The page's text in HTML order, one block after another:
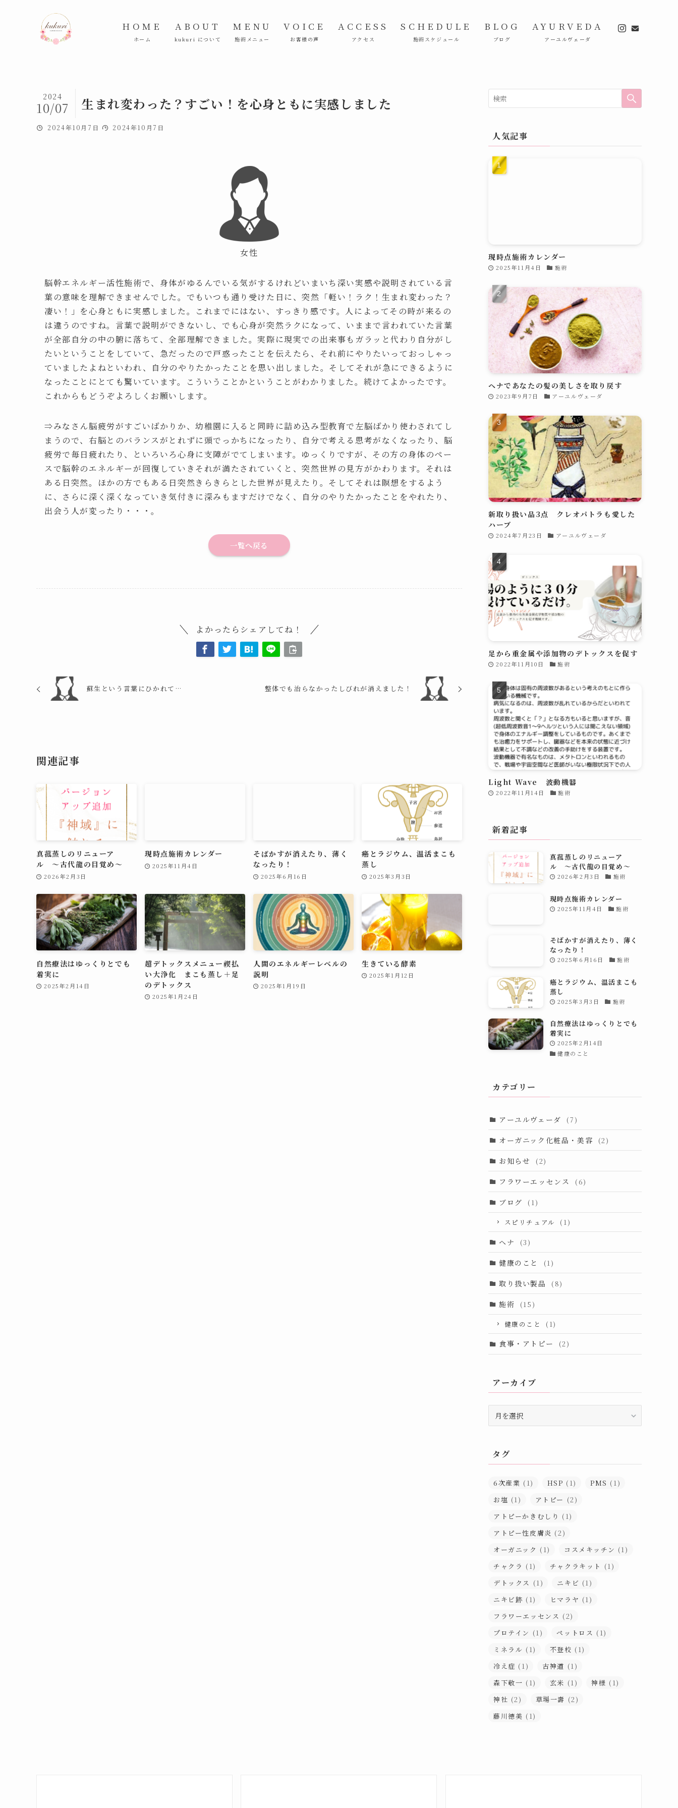
HOME
ホーム
ABOUT
kukuri について
MENU
施術メニュー
VOICE
お客様の声
ACCESS
アクセス
SCHEDULE
施術スケジュール
BLOG
ブログ
AYURVEDA
アーユルヴェーダ
生まれ変わった？すごい！を心身ともに実感しました
2024
10/07
2024年10月7日 2024年10月7日
女性
脳幹エネルギー活性施術で、身体がゆるんでいる気がするけれどいまいち深い実感や説明されている言
葉の意味を理解できませんでした。でもいつも通り受けた日に、突然「軽い！ラク！生まれ変わった？
凄い！」を心身ともに実感しました。これまでにはない、すっきり感です。人によってその時が来るの
は違うのですね。言葉で説明ができないし、でも心身が突然ラクになって、いままで言われていた言葉
が全部自分の中の腑に落ちて、全部理解できました。実際に現実での出来事もガラッと代わり自分がし
たいということをしていて、急だったので戸惑ったことを伝えたら、それ前にやりたいっておっしゃっ
ていましたよねといわれ、自分のやりたかったことを思い出しました。そしてそれが急にできるように
なったことにとても驚いています。こういうことかということがわかりました。続けてよかったです。
これからもどうぞよろしくお願いします。
⇒みなさん脳疲労がすごいばかりか、幼稚園に入ると同時に詰め込み型教育で左脳ばかり使わされてし
まうので、右脳とのバランスがとれずに頭でっかちになったり、自分で考える思考がなくなったり、脳
疲労で毎日疲れたり、といろいろ心身に支障がでてしまいます。ゆっくりですが、その方の身体のペー
スで脳幹のエネルギーが回復していきそれが満たされていくと、突然世界の見方がかわります。それは
ある日突然。ほかの方でもある日突然きらきらとした世界が見えたり。そしてそれは瞑想をするよう
に、さらに深く深くなっていき気付きに深みもますだけでなく、自分のやりたかったことをやれたり、
出会う人が変ったり・・・。
一覧へ戻る
よかったらシェアしてね！
蘇生という言葉にひかれて… 整体でも治らなかったしびれが消えました！
関連記事
真菰蒸しのリニューア
ル 〜古代龍の目覚め～
2026年2月3日
現時点施術カレンダー
2025年11月4日
そばかすが消えたり、薄く
なったり！
2025年6月16日
癌とラジウム、温活まこも
蒸し
2025年3月3日
自然療法はゆっくりとでも
着実に
2025年2月14日
超デトックスメニュー禊払
い大浄化 まこも蒸し＋足
のデトックス
2025年1月24日
人間のエネルギーレベルの
説明
2025年1月19日
生きている酵素
2025年1月12日
人気記事
現時点施術カレンダー
2025年11月4日 施術
ヘナであなたの髪の美しさを取り戻す
2023年9月7日 アーユルヴェーダ
新取り扱い品3点 クレオパトラも愛した
ハーブ
2024年7月23日 アーユルヴェーダ
足から重金属や添加物のデトックスを促す
2022年11月10日 施術
Light Wave 波動機器
2022年11月14日 施術
新着記事
真菰蒸しのリニューア
ル 〜古代龍の目覚め～
2026年2月3日 施術
現時点施術カレンダー
2025年11月4日 施術
そばかすが消えたり、薄く
なったり！
2025年6月16日 施術
癌とラジウム、温活まこも
蒸し
2025年3月3日 施術
自然療法はゆっくりとでも
着実に
2025年2月14日
健康のこと
カテゴリー
アーユルヴェーダ (7)
オーガニック化粧品・美容 (2)
お知らせ (2)
フラワーエッセンス (6)
ブログ (1)
スピリチュアル (1)
ヘナ (3)
健康のこと (1)
取り扱い製品 (8)
施術 (15)
健康のこと (1)
食事・アトピー (2)
アーカイブ
ー
ブ
タグ
6次産業 (1) HSP (1) PMS (1)
お塩 (1) アトピー (2)
アトピーかきむしり (1)
アトピー性皮膚炎 (2)
オーガニック (1) コスメキッチン (1)
チャクラ (1) チャクラキット (1)
デトックス (1) ニキビ (1)
ニキビ跡 (1) ヒマラヤ (1)
フラワーエッセンス (2)
プロテイン (1) ペットロス (1)
ミネラル (1) 不登校 (1)
冷え症 (1) 古神道 (1)
森下敬一 (1) 玄米 (1) 神様 (1)
神社 (2) 草場一壽 (2)
藤川徳美 (1)